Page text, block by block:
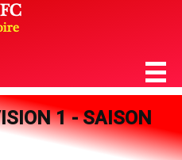
1 - SAISON